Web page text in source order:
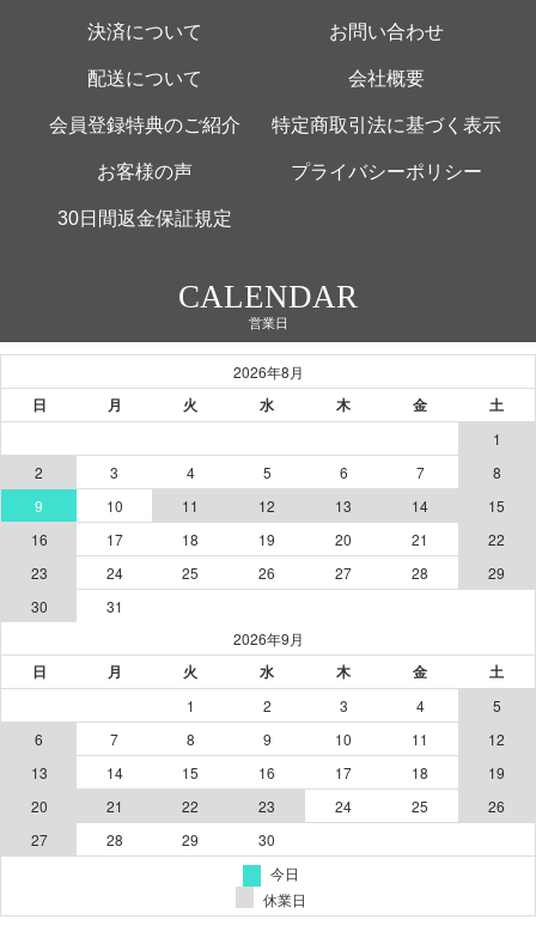
決済について お問い合わせ
配送について 会社概要
会員登録特典のご紹介 特定商取引法に基づく表示
お客様の声 プライバシーポリシー
30日間返金保証規定
CALENDAR
営業日